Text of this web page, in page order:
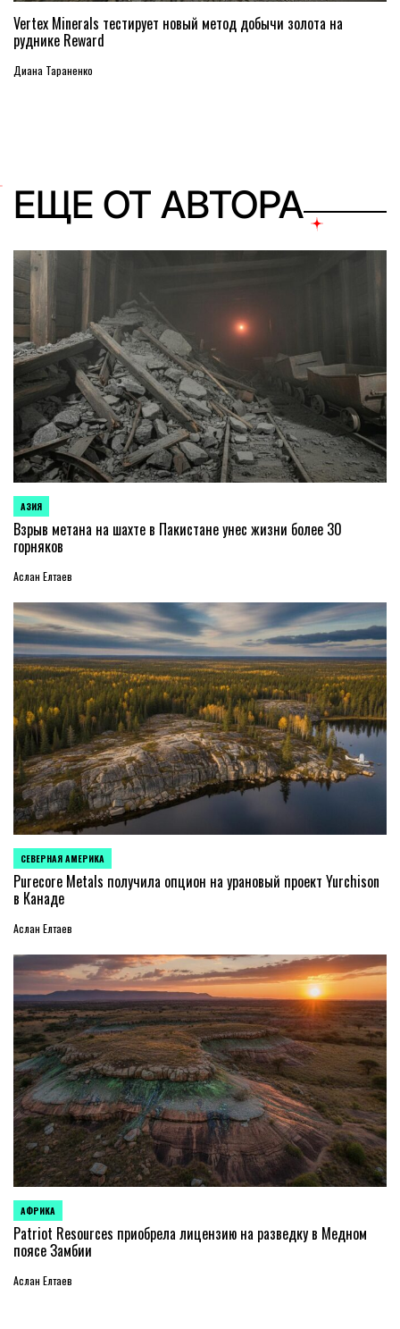
Vertex Minerals тестирует новый метод добычи золота на
руднике Reward
Диана Тараненко
ЕЩЕ ОТ АВТОРА
ОПУБЛИКОВАНО
В
АЗИЯ
Взрыв метана на шахте в Пакистане унес жизни более 30
горняков
Аслан Елтаев
ОПУБЛИКОВАНО
В
СЕВЕРНАЯ АМЕРИКА
Purecore Metals получила опцион на урановый проект Yurchison
в Канаде
Аслан Елтаев
ОПУБЛИКОВАНО
В
АФРИКА
Patriot Resources приобрела лицензию на разведку в Медном
поясе Замбии
Аслан Елтаев